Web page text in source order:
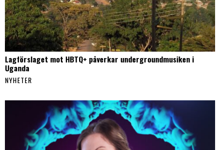
Lagförslaget mot HBTQ+ påverkar undergroundmusiken i
Uganda
NYHETER